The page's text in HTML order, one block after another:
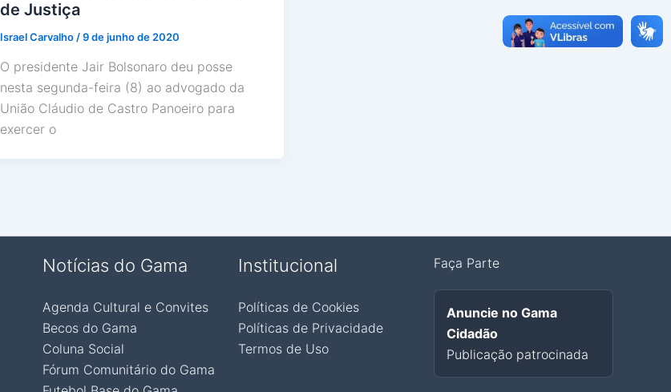
de Justiça
Israel Carvalho /9 de junho de 2020
O presidente Jair Bolsonaro deu posse
nesta segunda-feira (8) ao advogado da
União Cláudio de Castro Panoeiro para
exercer o
Notícias do Gama
Agenda Cultural e Convites
Becos do Gama
Coluna Social
Fórum Comunitário do Gama
Institucional
Políticas de Cookies
Políticas de Privacidade
Termos de Uso
Faça Parte
Anuncie no Gama
Cidadão
Publicação patrocinada